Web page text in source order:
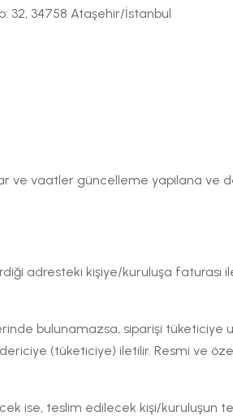
32, 34758 Ataşehir/İstanbul
ve vaatler güncelleme yapılana
adresteki kişiye/kuruluşa
bulunamazsa, siparişi tüketiciye
(tüketiciye) iletilir. Resmi ve
ise, teslim edilecek kişi/kuruluşun